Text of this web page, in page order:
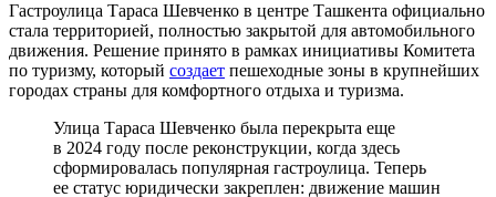
Гастроулица Тараса Шевченко в центре Ташкента официально
стала территорией, полностью закрытой для автомобильного
движения. Решение принято в рамках инициативы Комитета
по туризму, который создает пешеходные зоны в крупнейших
городах страны для комфортного отдыха и туризма.
Улица Тараса Шевченко была перекрыта еще
в 2024 году после реконструкции, когда здесь
сформировалась популярная гастроулица. Теперь
ее статус юридически закреплен: движение машин